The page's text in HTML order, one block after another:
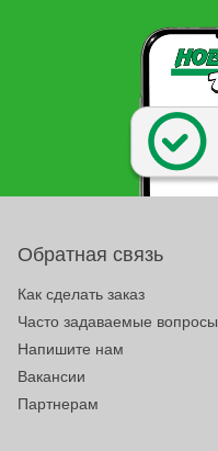
Обратная связь
Как сделать заказ
Часто задаваемые вопросы
Напишите нам
Вакансии
Партнерам